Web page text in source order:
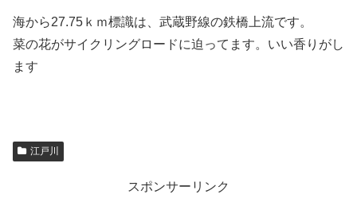
海から27.75ｋｍ標識は、武蔵野線の鉄橋上流です。
菜の花がサイクリングロードに迫ってます。いい香りがし
ます
江戸川
スポンサーリンク